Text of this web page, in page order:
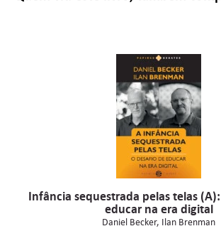
Infância sequestrada pelas telas
educar na era digital
Daniel Becker Ilan Brenman